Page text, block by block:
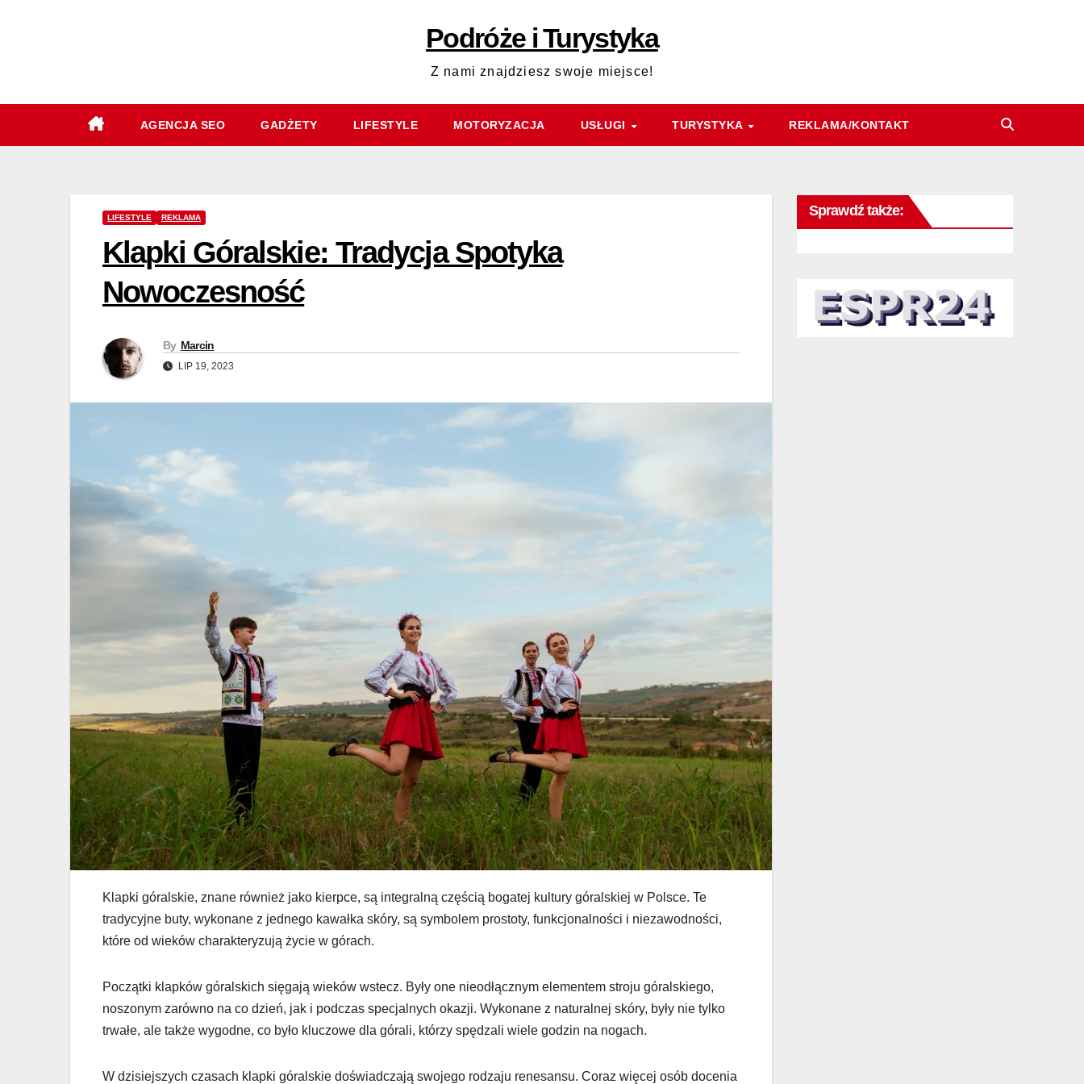
Podróże i Turystyka
Z nami znajdziesz swoje miejsce!
AGENCJA SEO GADŻETY LIFESTYLE MOTORYZACJA USŁUGI TURYSTYKA REKLAMA/KONTAKT
LIFESTYLE REKLAMA
Klapki Góralskie: Tradycja Spotyka
Nowoczesność
By Marcin
LIP 19, 2023
Klapki góralskie, znane również jako kierpce, są integralną częścią bogatej kultury góralskiej w Polsce. Te
tradycyjne buty, wykonane z jednego kawałka skóry, są symbolem prostoty, funkcjonalności i niezawodności,
które od wieków charakteryzują życie w górach.
Początki klapków góralskich sięgają wieków wstecz. Były one nieodłącznym elementem stroju góralskiego,
noszonym zarówno na co dzień, jak i podczas specjalnych okazji. Wykonane z naturalnej skóry, były nie tylko
trwałe, ale także wygodne, co było kluczowe dla górali, którzy spędzali wiele godzin na nogach.
W dzisiejszych czasach klapki góralskie doświadczają swojego rodzaju renesansu. Coraz więcej osób docenia
Sprawdź także: